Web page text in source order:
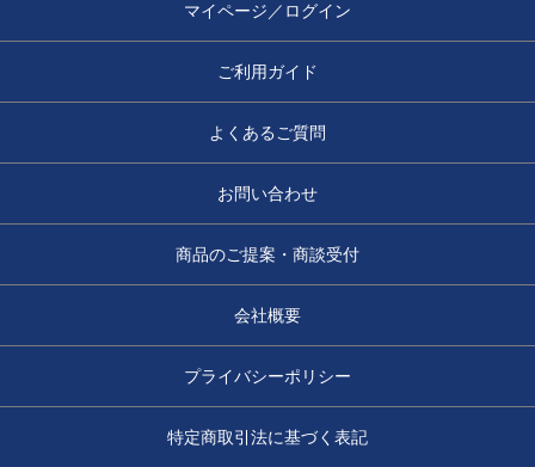
マイページ／ログイン
ご利用ガイド
よくあるご質問
お問い合わせ
商品のご提案・商談受付
会社概要
プライバシーポリシー
特定商取引法に基づく表記